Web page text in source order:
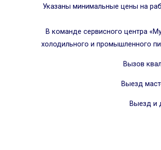
Указаны минимальные цены на
В команде сервисного центра
холодильного и промышленного
Вызов
Выезд
Выезд и